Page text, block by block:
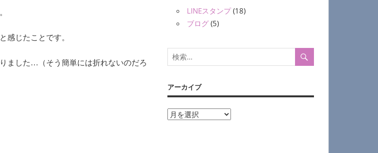
感じたことです。
ました…（そう簡単には折れないのだろ
LINEスタンプ(18)
ブログ (5)
アーカイブ
ア